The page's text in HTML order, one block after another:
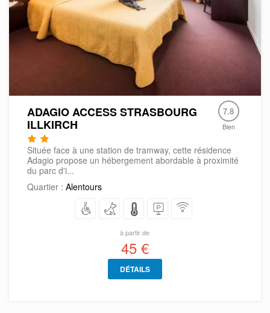
ADAGIO ACCESS STRASBOURG
ILLKIRCH
7.8
Bien
Située face à une station de tramway, cette résidence
Adagio propose un hébergement abordable à proximité
du parc d'i...
Quartier : Alentours
à partir de
45 €
DÉTAILS